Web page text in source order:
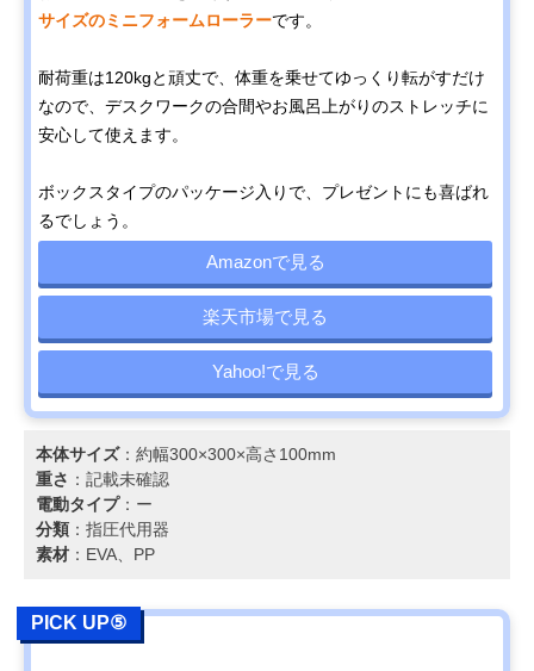
サイズのミニフォームローラーです。
耐荷重は120kgと頑丈で、体重を乗せてゆっくり転がすだけ
なので、デスクワークの合間やお風呂上がりのストレッチに
安心して使えます。
ボックスタイプのパッケージ入りで、プレゼントにも喜ばれ
るでしょう。
Amazonで見る
楽天市場で見る
Yahoo!で見る
本体サイズ：約幅300×300×高さ100mm
重さ ：記載未確認
電動タイプ：ー
分類 ：指圧代用器
素材 ：EVA、PP
PICK UP⑤